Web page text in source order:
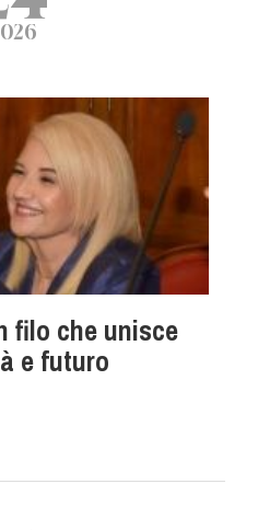
filo che unisce
e futuro